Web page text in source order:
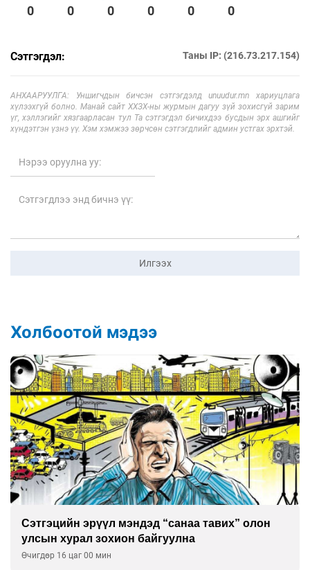
0 0 0 0 0 0
Сэтгэгдэл: Таны IP: (216.73.217.154)
АНХААРУУЛГА: Уншигчдын бичсэн сэтгэгдэлд unuudur.mn хариуцлага
хүлээхгүй болно. Манай сайт ХХЗХ-ны журмын дагуу зүй зохисгүй зарим
үг, хэллэгийг хязгаарласан тул Та сэтгэгдэл бичихдээ бусдын эрх ашгийг
хүндэтгэн үзнэ үү. Хэм хэмжээ зөрчсөн сэтгэгдлийг админ устгах эрхтэй.
Илгээх
Холбоотой мэдээ
Сэтгэцийн эрүүл мэндэд “санаа тавих” олон
улсын хурал зохион байгуулна
Өчигдөр 16 цаг 00 мин